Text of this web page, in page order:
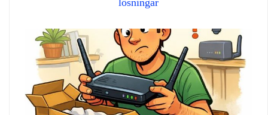
lösningar